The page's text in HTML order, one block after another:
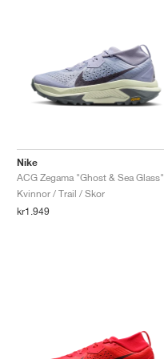
Nike
ACG Zegama "Ghost & Sea Glass"
Kvinnor / Trail / Skor
kr1.949